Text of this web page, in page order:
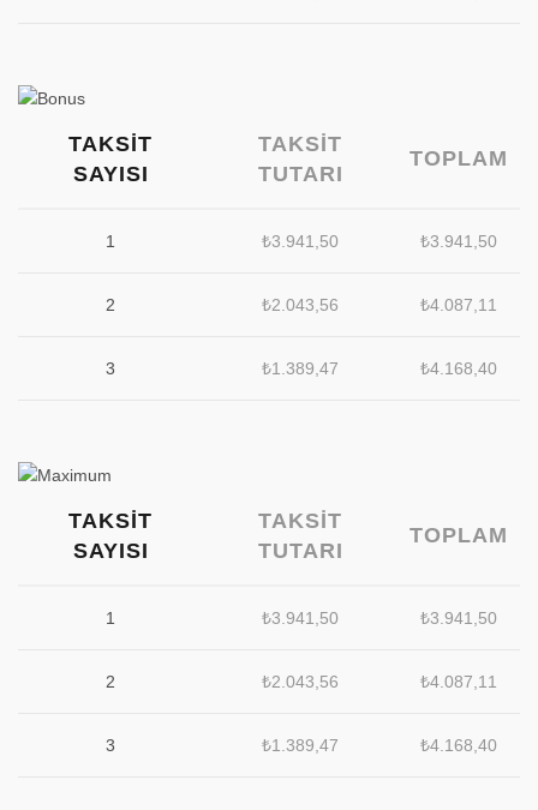
TAKSIT
SAYISI
TAKSIT
TUTARI
TOPLAM
1 ₺3.941,50 ₺3.941,50
2 ₺2.043,56 ₺4.087,11
3 ₺1.389,47 ₺4.168,40
TAKSIT
SAYISI
TAKSIT
TUTARI
TOPLAM
1 ₺3.941,50 ₺3.941,50
2 ₺2.043,56 ₺4.087,11
3 ₺1.389,47 ₺4.168,40